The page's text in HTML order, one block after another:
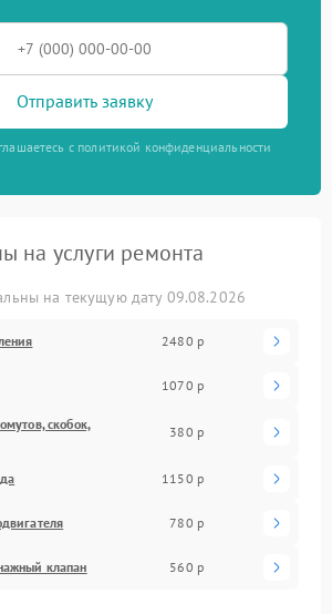
Отправить заявку
с политикой конфиденциальности
на услуги ремонта
на текущую дату 09.08.2026
2480 р
1070 р
скобок,
380 р
1150 р
780 р
клапан 560 р